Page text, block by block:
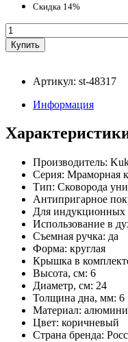
Скидка 14%
Артикул: st-48317
Информация
Производитель:
Серия: Мраморная
Тип: Сковорода
Антипригарное
Для индукционных
Использование в
Съемная ручка: да
Форма: круглая
Крышка в
Высота, см: 6
Диаметр, см: 24
Толщина дна, мм: 6
Материал:
Цвет: коричневый
Страна бренда: